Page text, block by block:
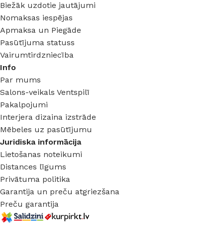
Biežāk uzdotie jautājumi
Nomaksas iespējas
Apmaksa un Piegāde
Pasūtījuma statuss
Vairumtirdzniecība
Info
Par mums
Salons-veikals Ventspilī
Pakalpojumi
Interjera dizaina izstrāde
Mēbeles uz pasūtījumu
Juridiska informācija
Lietošanas noteikumi
Distances līgums
Privātuma politika
Garantija un preču atgriezšana
Preču garantija